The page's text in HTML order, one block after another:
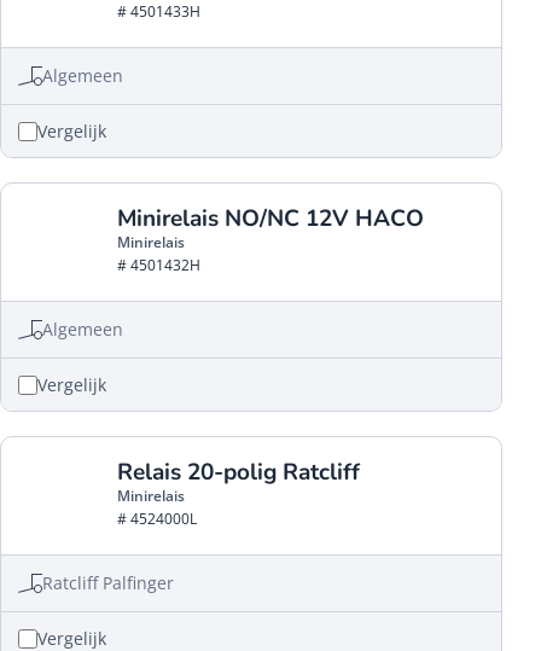
# 4501433H
Algemeen
Vergelijk
Minirelais NO/NC 12V HACO
Minirelais
# 4501432H
Algemeen
Vergelijk
Relais 20-polig Ratcliff
Minirelais
# 4524000L
Ratcliff Palfinger
Vergelijk